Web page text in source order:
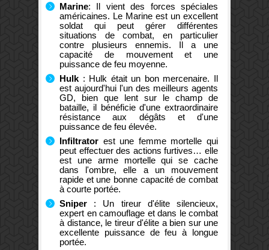
Marine: Il vient des forces spéciales
américaines. Le Marine est un excellent
soldat qui peut gérer différentes
situations de combat, en particulier
contre plusieurs ennemis. Il a une
capacité de mouvement et une
puissance de feu moyenne.
Hulk : Hulk était un bon mercenaire. Il
est aujourd'hui l'un des meilleurs agents
GD, bien que lent sur le champ de
bataille, il bénéficie d'une extraordinaire
résistance aux dégâts et d'une
puissance de feu élevée.
Infiltrator est une femme mortelle qui
peut effectuer des actions furtives… elle
est une arme mortelle qui se cache
dans l'ombre, elle a un mouvement
rapide et une bonne capacité de combat
à courte portée.
Sniper : Un tireur d'élite silencieux,
expert en camouflage et dans le combat
à distance, le tireur d'élite a bien sur une
excellente puissance de feu à longue
portée.